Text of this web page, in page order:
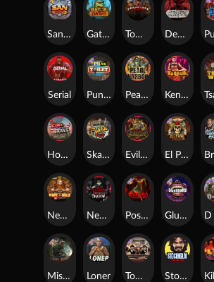
Nexus Blood & Shadow
Dead, Dead, or Deader
Nexus Fire In The Hole xBomb
Home of the Brave
Tombstone Slaughter
Skate or Die
Stockholm Syndrome
Gator Hunters
Loner
Kenneth Must Die
Tombstone No Mercy
El Pasa Gunfight xNudge
Evil Goblins xBomb
San Quentin xWays
Gluttony
Serial Punk Toilet
Possessed
Pearl Harbor
Misery Mining